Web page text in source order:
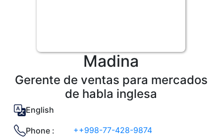
Madina
Gerente de ventas para mercados
de habla inglesa
English
Phone : ++998-77-428-9874